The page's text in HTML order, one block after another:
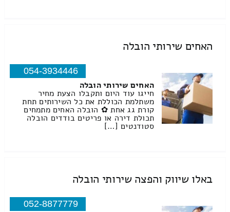
האחים שירותי הובלה
054-3934446
האחים שירותי הובלה
חייגו עוד היום ותקבלו הצעת מחיר
משתלמת הכוללת את כל השירותים תחת
קורת גג אחת ✿ הובלה האחים מתמחים
תכולת דירה או פריטים בודדים הובלה
סטודנטים […]
באלו שיווק והפצה שירותי הובלה
052-8877779